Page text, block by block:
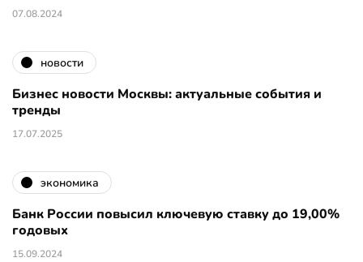
07.08.2024
новости
Бизнес новости Москвы: актуальные события и
тренды
17.07.2025
экономика
Банк России повысил ключевую ставку до 19,00%
годовых
15.09.2024